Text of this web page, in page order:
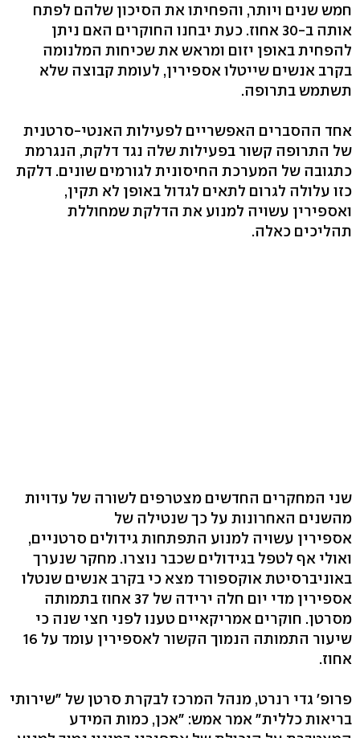
חמש שנים ויותר, והפחיתו את הסיכון שלהם לפתח
אותה ‭30-ב‬ אחוז. כעת יבחנו החוקרים האם ניתן
להפחית באופן יזום ומראש את שכיחות המלנומה
בקרב אנשים שייטלו אספירין, לעומת קבוצה שלא
תשתמש בתרופה.
אחד ההסברים האפשריים לפעילות האנטי-סרטנית
של התרופה קשור בפעילות שלה נגד דלקת, הנגרמת
כתגובה של המערכת החיסונית לגורמים שונים. דלקת
כזו עלולה לגרום לתאים לגדול באופן לא תקין,
ואספירין עשויה למנוע את הדלקת שמחוללת
תהליכים כאלה.
שני המחקרים החדשים מצטרפים לשורה של עדויות
מהשנים האחרונות על כך שנטילה של
אספירין עשויה למנוע התפתחות גידולים סרטניים,
ואולי אף לטפל בגידולים שכבר נוצרו. מחקר שנערך
באוניברסיטת אוקספורד מצא כי בקרב אנשים שנטלו
אספירין מדי יום חלה ירידה של 37 אחוז בתמותה
מסרטן. חוקרים אמריקאיים טענו לפני חצי שנה כי
שיעור התמותה הנמוך הקשור לאספירין עומד על 16
אחוז.
פרופ' גדי רנרט, מנהל המרכז לבקרת סרטן של "שירותי
בריאות כללית" אמר אמש: "אכן, כמות המידע